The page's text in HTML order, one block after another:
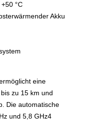
°C
Akku
eine
zu 15 km und
Die automatische
und 5,8 GHz4